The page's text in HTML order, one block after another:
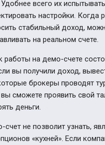
всего их
настройки. Когда
стабильный доход,
на реальном счете.
работы на демо-счете
вы получили доход,
брокеры проводят
вы сможете проявить свой
деньги.
не позволит узнать,
«кухней». Если